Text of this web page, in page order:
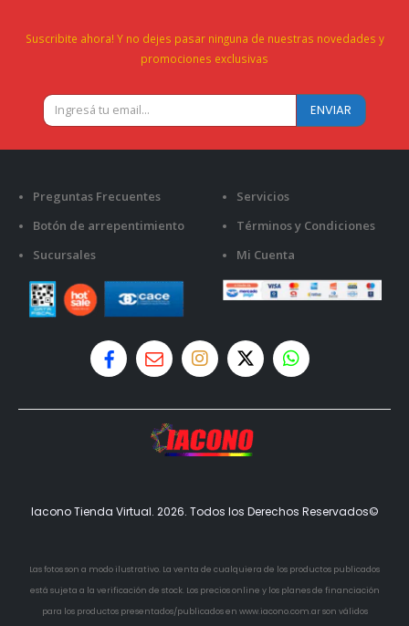
Suscribite ahora! Y no dejes pasar ninguna de nuestras novedades y
promociones exclusivas
Preguntas Frecuentes
Botón de arrepentimiento
Sucursales
Servicios
Términos y Condiciones
Mi Cuenta
Iacono Tienda Virtual. 2026. Todos los Derechos Reservados©
Las fotos son a modo ilustrativo. La venta de cualquiera de los productos publicados
está sujeta a la verificación de stock. Los precios online y los planes de financiación
para los productos presentados/publicados en www.iacono.com.ar son válidos